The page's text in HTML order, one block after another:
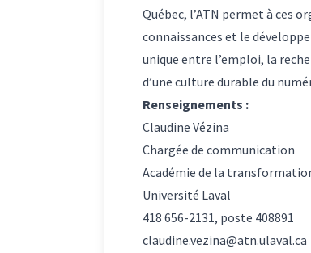
Québec, l’ATN permet à ces
connaissances et le
unique entre l’emploi, la
d’une culture durable du
Renseignements :
Claudine Vézina
Chargée de communication
Académie de la
Université Laval
418 656-2131, poste 408891
claudine.vezina@atn.ulaval.ca